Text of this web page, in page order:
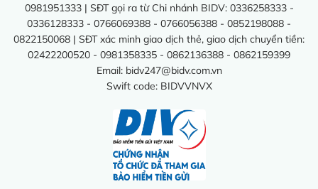
0981951333 | SĐT gọi ra từ Chi nhánh BIDV: 0336258333 -
0336128333 - 0766069388 - 0766056388 - 0852198088 -
0822150068 | SĐT xác minh giao dịch thẻ, giao dịch chuyển tiền:
02422200520 - 0981358335 - 0862136388 - 0862159399
Email: bidv247@bidv.com.vn
Swift code: BIDVVNVX